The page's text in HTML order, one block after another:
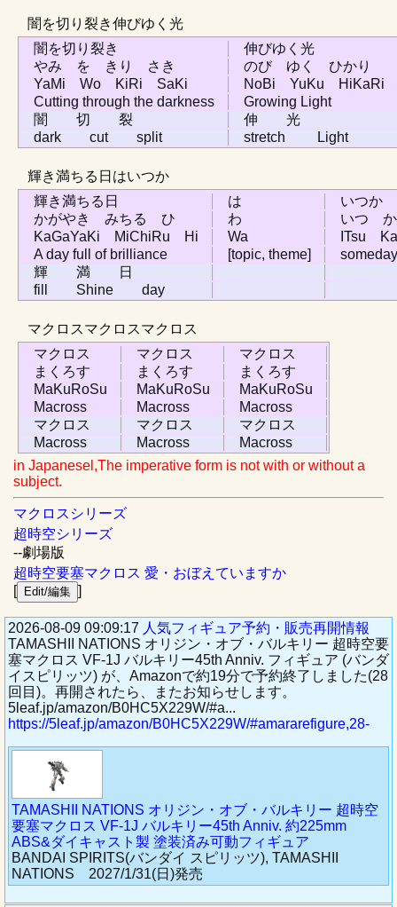
闇を切り裂き伸びゆく光
闇を切り裂き
伸びゆく光
やみ を きり さき
のび ゆく ひかり
YaMi Wo KiRi SaKi
NoBi YuKu HiKaRi
Cutting through the darkness
Growing Light
闇 切 裂
伸 光
dark cut split
stretch Light
輝き満ちる日はいつか
輝き満ちる日
は
いつか
かがやき みちる ひ
わ
いつ か
KaGaYaKi MiChiRu Hi
Wa
ITsu Ka
A day full of brilliance
[topic, theme]
someday
輝 満 日
fill Shine day
マクロスマクロスマクロス
マクロス
マクロス
マクロス
まくろす
まくろす
まくろす
MaKuRoSu
MaKuRoSu
MaKuRoSu
Macross
Macross
Macross
マクロス
マクロス
マクロス
Macross
Macross
Macross
in Japanesel,The imperative form is not with or without a
subject.
マクロスシリーズ
超時空シリーズ
--劇場版
超時空要塞マクロス 愛・おぼえていますか
[
]
2026-08-09 09:09:17 人気フィギュア予約・販売再開情報
TAMASHII NATIONS オリジン・オブ・バルキリー 超時空要
塞マクロス VF-1J バルキリー45th Anniv. フィギュア (バンダ
イスピリッツ) が、Amazonで約19分で予約終了しました(28
回目)。再開されたら、またお知らせします。
5leaf.jp/amazon/B0HC5X229W/#a...
https://5leaf.jp/amazon/B0HC5X229W/#amararefigure,28-
TAMASHII NATIONS オリジン・オブ・バルキリー 超時空
要塞マクロス VF-1J バルキリー45th Anniv. 約225mm
ABS&ダイキャスト製 塗装済み可動フィギュア
BANDAI SPIRITS(バンダイ スピリッツ), TAMASHII
NATIONS 2027/1/31(日)発売